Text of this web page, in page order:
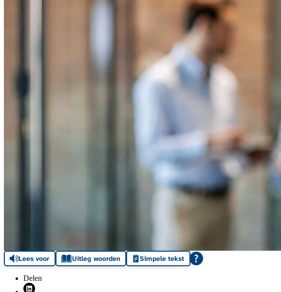
Lees voor Uitleg woorden Simpele tekst
Delen
Deel via LinkedIn (opent nieuw venster)